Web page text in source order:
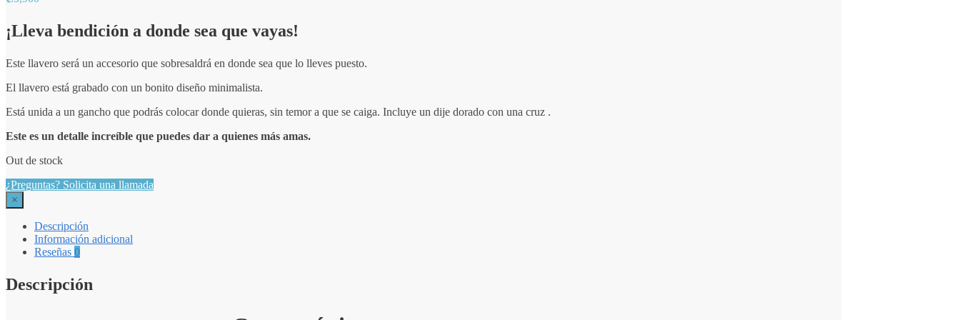
¡Lleva bendición a donde sea que vayas!
Este llavero será un accesorio que sobresaldrá en donde sea que lo lleves puesto.
El llavero está grabado con un bonito diseño minimalista.
Está unida a un gancho que podrás colocar donde quieras, sin temor a que se caiga. Incluye un dije dorado con una cruz .
Este es un detalle increíble que puedes dar a quienes más amas.
Out de stock
¿Preguntas? Solicita una llamada
×
Descripción
Información adicional
Reseñas 0
Descripción